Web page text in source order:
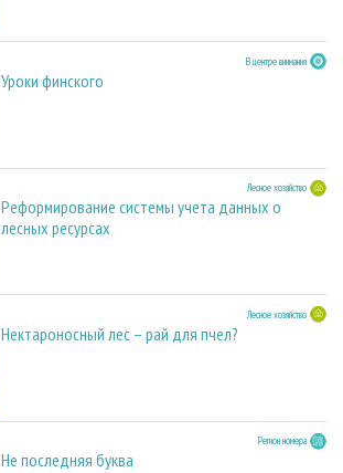
В центре внимания
Уроки финского
Лесное хозяйство
Реформирование системы учета данных о
лесных ресурсах
Лесное хозяйство
Нектароносный лес – рай для пчел?
Регион номера
Не последняя буква